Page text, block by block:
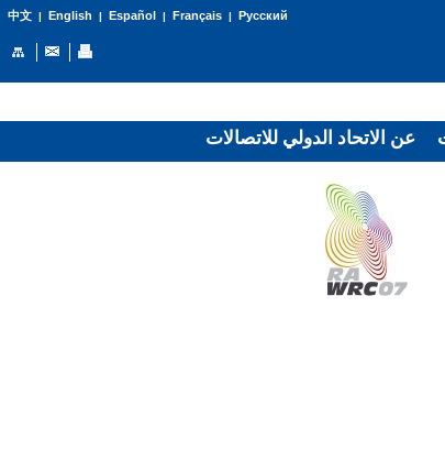
中文| English | Español | Français| Русский
عن الاتحاد الدولي للاتصالات